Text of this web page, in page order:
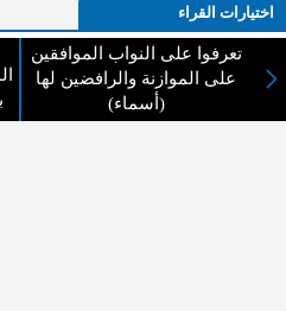
اختيارات القراء
تعرفوا على النواب الموافقين
على الموازنة والرافضين لها
(أسماء)